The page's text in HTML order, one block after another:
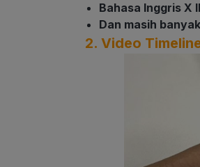
Bahasa Inggris X
Dan masih
2. Video